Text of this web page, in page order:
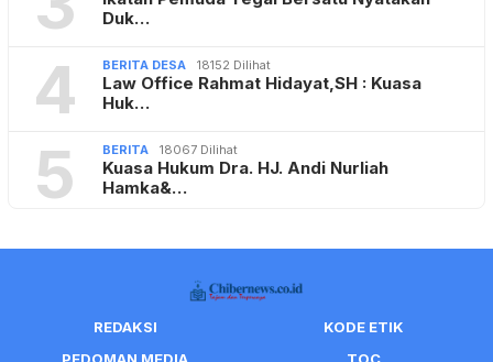
Duk…
4 BERITA DESA 18152 Dilihat
Law Office Rahmat Hidayat,SH : Kuasa
Huk…
5 BERITA 18067 Dilihat
Kuasa Hukum Dra. HJ. Andi Nurliah
Hamka&…
REDAKSI
KODE ETIK